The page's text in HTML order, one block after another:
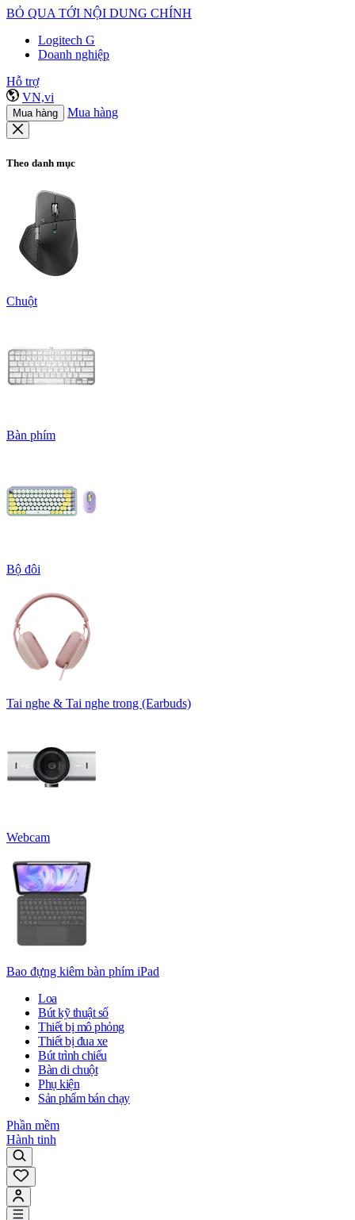
BỎ QUA TỚI NỘI DUNG CHÍNH
Logitech G
Doanh nghiệp
Hỗ trợ
VN,vi
Mua hàng Mua hàng
Theo danh mục
Chuột
Bàn phím
Bộ đôi
Tai nghe & Tai nghe trong (Earbuds)
Webcam
Bao đựng kiêm bàn phím iPad
Loa
Bút kỹ thuật số
Thiết bị mô phỏng
Thiết bị đua xe
Bút trình chiếu
Bàn di chuột
Phụ kiện
Sản phẩm bán chạy
Phần mềm
Hành tinh